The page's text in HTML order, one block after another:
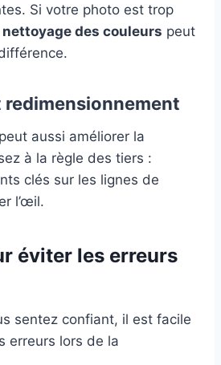
Si votre photo est trop
nettoyage des couleurs peut
redimensionnement
aussi améliorer la
à la règle des tiers :
clés sur les lignes de
l’œil.
éviter les erreurs
sentez confiant, il est facile
erreurs lors de la